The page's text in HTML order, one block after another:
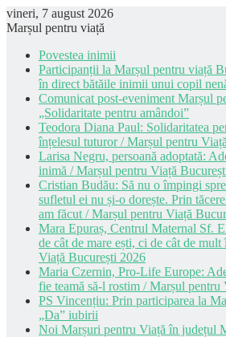
vineri, 7 august 2026
Marșul pentru viață
Povestea inimii
Participanții la Marșul pentru viață
în direct bătăile inimii unui copil
Comunicat post-eveniment Marșul
„Solidaritate pentru amândoi”
Teodora Diana Paul: Solidaritatea
înțelesul tuturor / Marșul pentru
Larisa Negru, persoană adoptată:
inimă / Marșul pentru Viață
Cristian Budău: Să nu o împingi
sufletul ei nu și-o dorește. Prin
am făcut / Marșul pentru Viață
Mara Epuraș, Centrul Maternal Sf.
de cât de mare ești, ci de cât de
Viață București 2026
Maria Czernin, Pro-Life Europe:
fie teamă să-l rostim / Marșul
PS Vincențiu: Prin participarea la
„Da” iubirii
Noi Marșuri pentru Viață în județul